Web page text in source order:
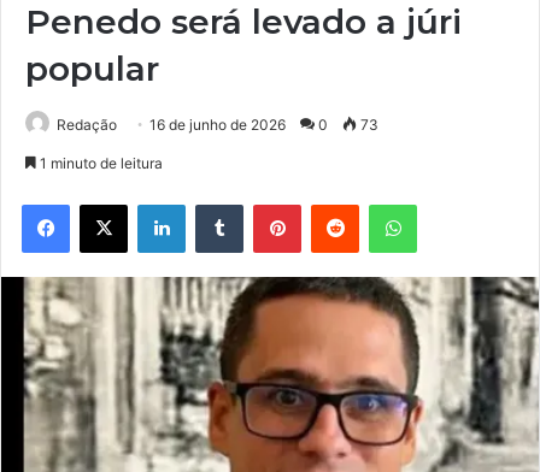
Penedo será levado a júri
popular
Redação 16 de junho de 2026 0 73
1 minuto de leitura
Facebook
X LinkedinTumblr PinterestReddit WhatsApp